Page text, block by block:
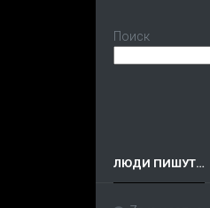
Поиск
ЛЮДИ ПИШУТ…